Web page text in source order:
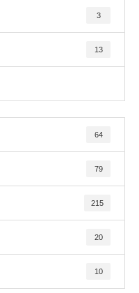
3
13
64
79
215
20
10